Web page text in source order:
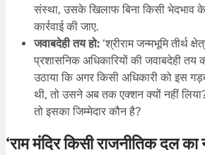
संस्था, उसके खिलाफ बिना किसी भेदभाव
कार्रवाई की जाए.
जवाबदेही तय हो: ‘श्रीराम जन्मभूमि तीर्थ
प्रशासनिक अधिकारियों की जवाबदेही
उठाया कि अगर किसी अधिकारी को इस
थी, तो उसने अब तक एक्शन क्यों नहीं
तो इसका जिम्मेदार कौन है?
‘राम मंदिर किसी राजनीतिक दल का